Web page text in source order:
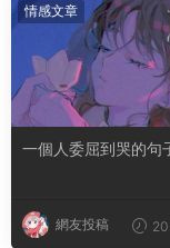
情感文章
一個人委屈到哭的句
網友投稿